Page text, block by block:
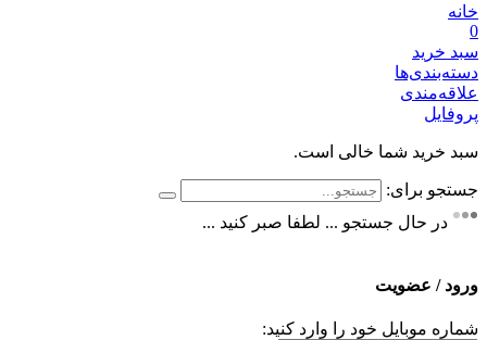
خانه
0
سبد خرید
دسته‌بندی‌ها
علاقه‌مندی
پروفایل
سبد خرید شما خالی است.
جستجو برای:
در حال جستجو ... لطفا صبر کنید ...
ورود / عضویت
شماره موبایل خود را وارد کنید: